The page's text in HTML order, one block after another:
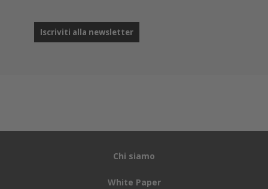
Chi siamo
White Paper